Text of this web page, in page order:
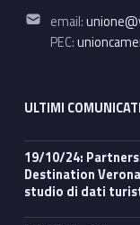
Email address:
email:
PEC:
ULTIMI
19/10/24: Partnership con DMO Dolomiti Bellunesi e
Destination
studio di dati